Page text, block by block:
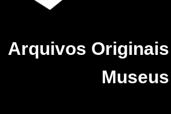
Arquivos
Museus